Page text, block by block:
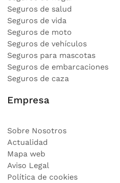
Seguros de salud
Seguros de vida
Seguros de moto
Seguros de vehículos
Seguros para mascotas
Seguros de embarcaciones
Seguros de caza
Empresa
Sobre Nosotros
Actualidad
Mapa web
Aviso Legal
Política de cookies